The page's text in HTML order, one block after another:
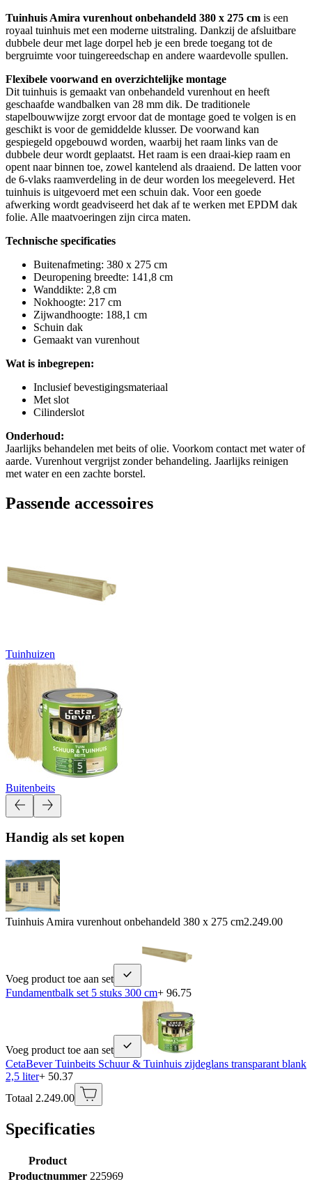
Tuinhuis Amira vurenhout onbehandeld 380 x 275 cm is een
royaal tuinhuis met een moderne uitstraling. Dankzij de afsluitbare
dubbele deur met lage dorpel heb je een brede toegang tot de
bergruimte voor tuingereedschap en andere waardevolle spullen.
Flexibele voorwand en overzichtelijke montage
Dit tuinhuis is gemaakt van onbehandeld vurenhout en heeft
geschaafde wandbalken van 28 mm dik. De traditionele
stapelbouwwijze zorgt ervoor dat de montage goed te volgen is en
geschikt is voor de gemiddelde klusser. De voorwand kan
gespiegeld opgebouwd worden, waarbij het raam links van de
dubbele deur wordt geplaatst. Het raam is een draai-kiep raam en
opent naar binnen toe, zowel kantelend als draaiend. De latten voor
de 6-vlaks raamverdeling in de deur worden los meegeleverd. Het
tuinhuis is uitgevoerd met een schuin dak. Voor een goede
afwerking wordt geadviseerd het dak af te werken met EPDM dak
folie. Alle maatvoeringen zijn circa maten.
Technische specificaties
Buitenafmeting: 380 x 275 cm
Deuropening breedte: 141,8 cm
Wanddikte: 2,8 cm
Nokhoogte: 217 cm
Zijwandhoogte: 188,1 cm
Schuin dak
Gemaakt van vurenhout
Wat is inbegrepen:
Inclusief bevestigingsmateriaal
Met slot
Cilinderslot
Onderhoud:
Jaarlijks behandelen met beits of olie. Voorkom contact met water of
aarde. Vurenhout vergrijst zonder behandeling. Jaarlijks reinigen
met water en een zachte borstel.
Passende accessoires
Tuinhuizen
Buitenbeits
Handig als set kopen
Tuinhuis Amira vurenhout onbehandeld 380 x 275 cm2.249.00
Voeg product toe aan set
Fundamentbalk set 5 stuks 300 cm+ 96.75
Voeg product toe aan set
CetaBever Tuinbeits Schuur & Tuinhuis zijdeglans transparant blank
2,5 liter+ 50.37
Totaal 2.249.00
Specificaties
Product
Productnummer 225969